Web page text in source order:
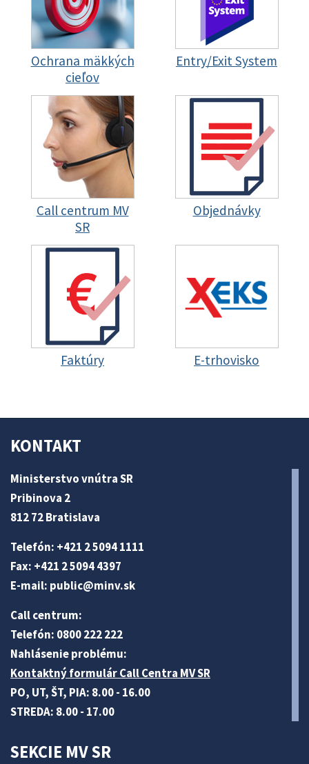
Ochrana mäkkých
cieľov
Entry/Exit System
Call centrum MV
SR
Objednávky
Faktúry E-trhovisko
KONTAKT
Ministerstvo vnútra SR
Pribinova 2
812 72 Bratislava
Telefón: +421 2 5094 1111
Fax: +421 2 5094 4397
E-mail: public@minv.sk
Call centrum:
Telefón: 0800 222 222
Nahlásenie problému:
Kontaktný formulár Call Centra MV SR
PO, UT, ŠT, PIA: 8.00 - 16.00
STREDA: 8.00 - 17.00
SEKCIE MV SR